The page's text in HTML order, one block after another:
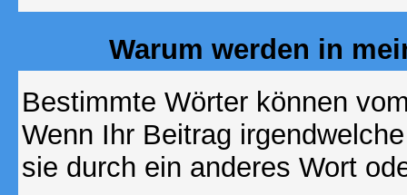
Warum werden in
Bestimmte Wörter können
Wenn Ihr Beitrag
sie durch ein anderes Wort